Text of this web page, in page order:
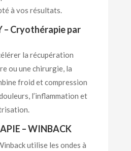
à vos résultats.
– Cryothérapie par
la récupération
ou une chirurgie, la
froid et compression
l’inflammation et
– WINBACK
utilise les ondes à